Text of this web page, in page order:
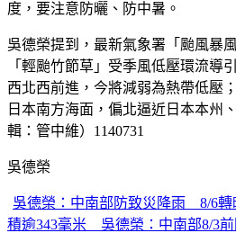
度，要注意防曬、防中暑。
吳德榮提到，最新氣象署「颱風暴
「輕颱竹節草」受季風低壓環流導
西北西前進，今將減弱為熱帶低壓
日本南方海面，偏北逼近日本本州
輯：管中維）1140731
吳德榮
吳德榮：中南部防致災降雨 8/6轉
積逾343毫米 吳德榮：中南部8/3